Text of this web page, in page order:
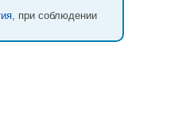
, при соблюдении